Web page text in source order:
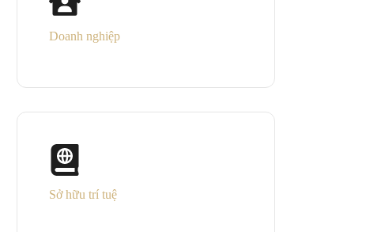
Doanh nghiệp
Sở hữu trí tuệ